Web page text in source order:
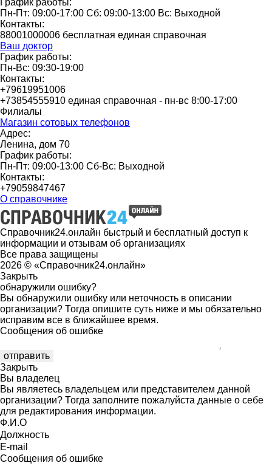
График работы:
Пн-Пт: 09:00-17:00 Сб: 09:00-13:00 Вс: Выходной
Контакты:
88001000006 бесплатная единая справочная
Ваш доктор
График работы:
Пн-Вс: 09:30-19:00
Контакты:
+79619951006
+73854555910 единая справочная - пн-вс 8:00-17:00
Филиалы
Магазин сотовых телефонов
Адрес:
Ленина, дом 70
График работы:
Пн-Пт: 09:00-13:00 Сб-Вс: Выходной
Контакты:
+79059847467
О справочнике
Справочник24.онлайн быстрый и бесплатный доступ к
информации и отзывам об организациях
Все права защищены
2026 © «Справочник24.онлайн»
Закрыть
обнаружили ошибку?
Вы обнаружили ошибку или неточность в описании
организации? Тогда опишите суть ниже и мы обязательно
исправим все в ближайшее время.
Сообщения об ошибке
Закрыть
Вы владелец
Вы являетесь владельцем или представителем данной
организации? Тогда заполните пожалуйста данные о себе
для редактирования информации.
Ф.И.О
Должность
E-mail
Сообщения об ошибке